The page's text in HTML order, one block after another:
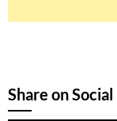
Share on